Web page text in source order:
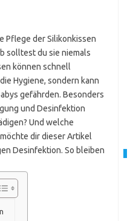
Pflege der Silikonkissen
solltest du sie niemals
können schnell
Hygiene, sondern kann
gefährden. Besonders
und Desinfektion
Und welche
dir dieser Artikel
Desinfektion. So bleiben